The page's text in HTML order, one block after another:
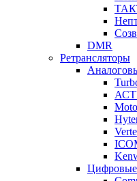
DMR
Ретрансляторы
Цифровые